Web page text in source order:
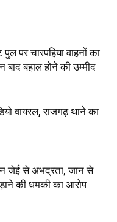
पर चारपहिया वाहनों का
बहाल होने की उम्मीद
वायरल, राजगढ़ थाने का
जेई से अभद्रता, जान से
की धमकी का आरोप